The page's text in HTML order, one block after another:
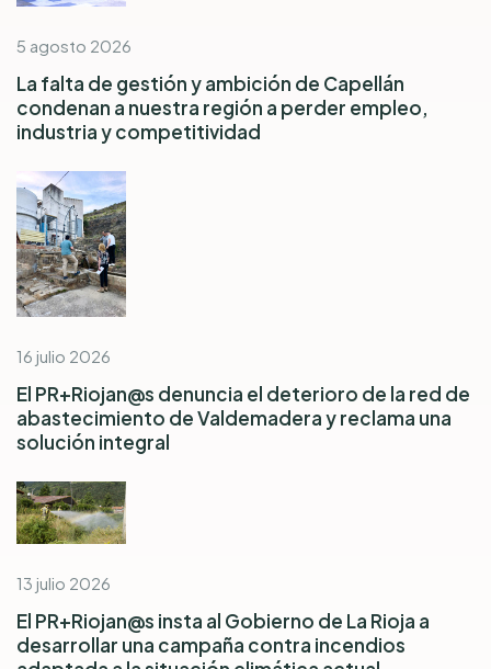
5 agosto 2026
La falta de gestión y ambición de Capellán
condenan a nuestra región a perder empleo,
industria y competitividad
16 julio 2026
El PR+Riojan@s denuncia el deterioro de la red de
abastecimiento de Valdemadera y reclama una
solución integral
13 julio 2026
El PR+Riojan@s insta al Gobierno de La Rioja a
desarrollar una campaña contra incendios